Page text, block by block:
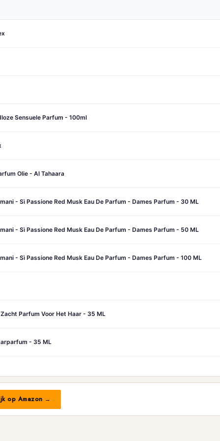
Sensuele Parfum - 100ml
Olie - Al Tahaara
- Sì Passione Red Musk Eau De Parfum - Dames Parfum - 30 ML
- Sì Passione Red Musk Eau De Parfum - Dames Parfum - 50 ML
- Sì Passione Red Musk Eau De Parfum - Dames Parfum - 100 ML
Parfum Voor Het Haar - 35 ML
- 35 ML
op Amazon →